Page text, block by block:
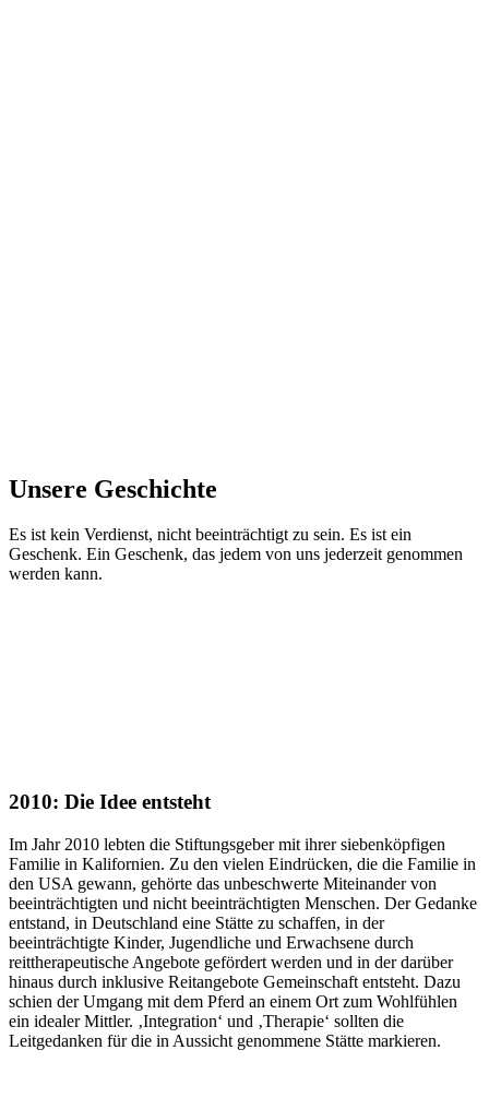
Unsere Geschichte
Es ist kein Verdienst, nicht beeinträchtigt zu sein. Es ist ein
Geschenk. Ein Geschenk, das jedem von uns jederzeit genommen
werden kann.
2010: Die Idee entsteht
Im Jahr 2010 lebten die Stiftungsgeber mit ihrer siebenköpfigen
Familie in Kalifornien. Zu den vielen Eindrücken, die die Familie in
den USA gewann, gehörte das unbeschwerte Miteinander von
beeinträchtigten und nicht beeinträchtigten Menschen. Der Gedanke
entstand, in Deutschland eine Stätte zu schaffen, in der
beeinträchtigte Kinder, Jugendliche und Erwachsene durch
reittherapeutische Angebote gefördert werden und in der darüber
hinaus durch inklusive Reitangebote Gemeinschaft entsteht. Dazu
schien der Umgang mit dem Pferd an einem Ort zum Wohlfühlen
ein idealer Mittler. ‚Integration‘ und ‚Therapie‘ sollten die
Leitgedanken für die in Aussicht genommene Stätte markieren.